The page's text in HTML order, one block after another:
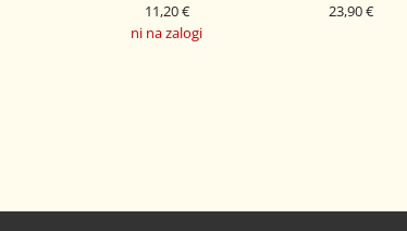
ni na zalogi
11,20 €
23,90 €